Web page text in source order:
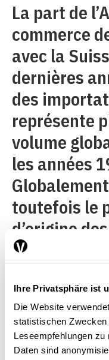
Ihre Privatsphäre ist
Die Website
statistischen
Leseempfehlungen
Daten sind
La part de
commerce
avec la
dernières
des
représente
volume
les années
toutefois le
d’origine
importées,
talonnée par
nettement
années